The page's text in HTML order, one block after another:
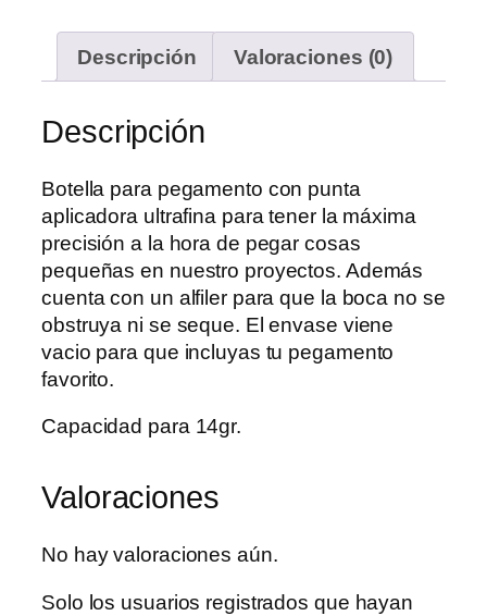
alfiler
cantidad
Descripción Valoraciones (0)
Descripción
Botella para pegamento con punta
aplicadora ultrafina para tener la máxima
precisión a la hora de pegar cosas
pequeñas en nuestro proyectos. Además
cuenta con un alfiler para que la boca no se
obstruya ni se seque. El envase viene
vacio para que incluyas tu pegamento
favorito.
Capacidad para 14gr.
Valoraciones
No hay valoraciones aún.
Solo los usuarios registrados que hayan